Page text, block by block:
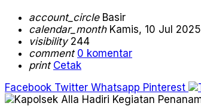
account_circleBasir
calendar_monthKamis, 10 Jul 2025
visibility244
comment 0 komentar
print Cetak
Facebook Twitter Whatsapp Pinterest